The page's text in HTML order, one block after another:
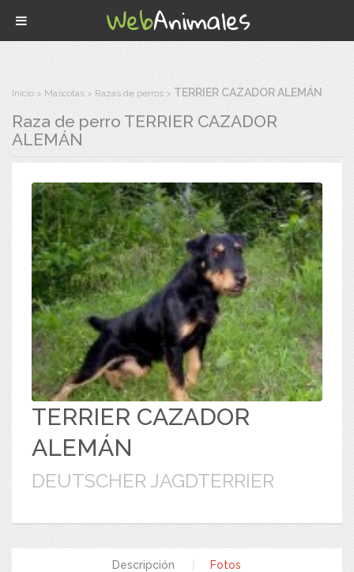
Inicio Mascotas Razas de perros TERRIER CAZADOR ALEMÁN
Raza de perro TERRIER CAZADOR
ALEMÁN
TERRIER CAZADOR
ALEMÁN
DEUTSCHER JAGDTERRIER
Descripción
Fotos